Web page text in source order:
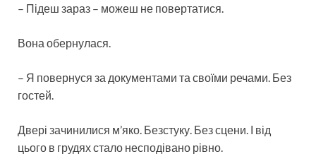
– Підеш зараз – можеш не повертатися.
Вона обернулася.
– Я повернуся за документами та своїми речами. Без
гостей.
Двері зачинилися м’яко. Безстуку. Без сцени. І від
цього в грудях стало несподівано рівно.